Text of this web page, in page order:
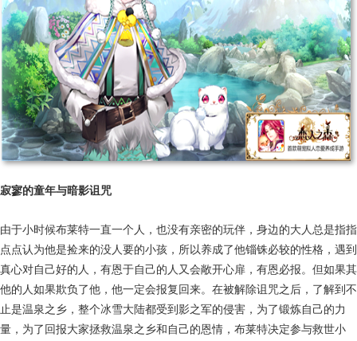
寂寥的童年与暗影诅咒
由于小时候布莱特一直一个人，也没有亲密的玩伴，身边的大人总是指指
点点认为他是捡来的没人要的小孩，所以养成了他锱铢必较的性格，遇到
真心对自己好的人，有恩于自己的人又会敞开心扉，有恩必报。但如果其
他的人如果欺负了他，他一定会报复回来。在被解除诅咒之后，了解到不
止是温泉之乡，整个冰雪大陆都受到影之军的侵害，为了锻炼自己的力
量，为了回报大家拯救温泉之乡和自己的恩情，布莱特决定参与救世小